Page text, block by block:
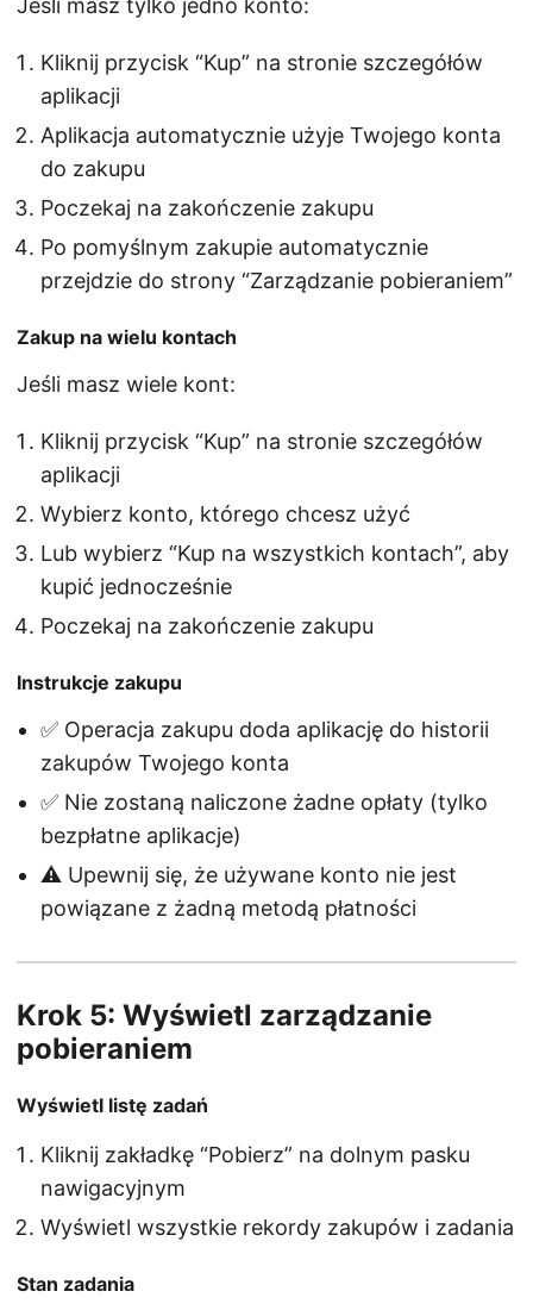
Jeśli masz tylko jedno konto:
Kliknij przycisk “Kup” na stronie szczegółów
aplikacji
Aplikacja automatycznie użyje Twojego konta
do zakupu
Poczekaj na zakończenie zakupu
Po pomyślnym zakupie automatycznie
przejdzie do strony “Zarządzanie pobieraniem”
Zakup na wielu kontach
Jeśli masz wiele kont:
Kliknij przycisk “Kup” na stronie szczegółów
aplikacji
Wybierz konto, którego chcesz użyć
Lub wybierz “Kup na wszystkich kontach”, aby
kupić jednocześnie
Poczekaj na zakończenie zakupu
Instrukcje zakupu
✅ Operacja zakupu doda aplikację do historii
zakupów Twojego konta
✅ Nie zostaną naliczone żadne opłaty (tylko
bezpłatne aplikacje)
⚠️ Upewnij się, że używane konto nie jest
powiązane z żadną metodą płatności
Krok 5: Wyświetl zarządzanie
pobieraniem
Wyświetl listę zadań
Kliknij zakładkę “Pobierz” na dolnym pasku
nawigacyjnym
Wyświetl wszystkie rekordy zakupów i zadania
Stan zadania